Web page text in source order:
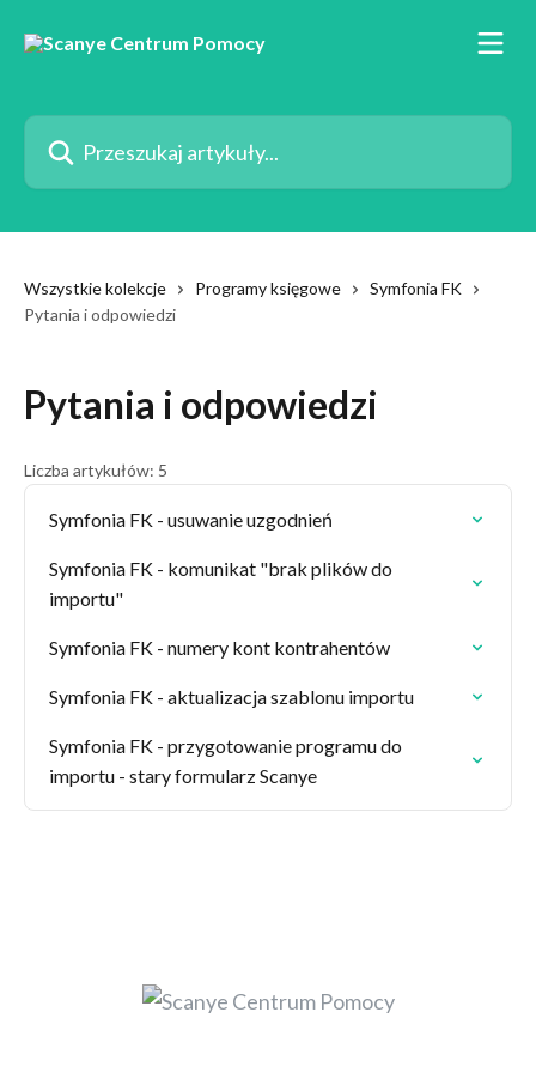
Przeszukaj artykuły...
Wszystkie kolekcje Programy księgowe
Symfonia FK
Pytania i odpowiedzi
Pytania i odpowiedzi
Liczba artykułów: 5
Symfonia FK - usuwanie uzgodnień
Symfonia FK - komunikat "brak plików do
importu"
Symfonia FK - numery kont kontrahentów
Symfonia FK - aktualizacja szablonu importu
Symfonia FK - przygotowanie programu do
importu - stary formularz Scanye